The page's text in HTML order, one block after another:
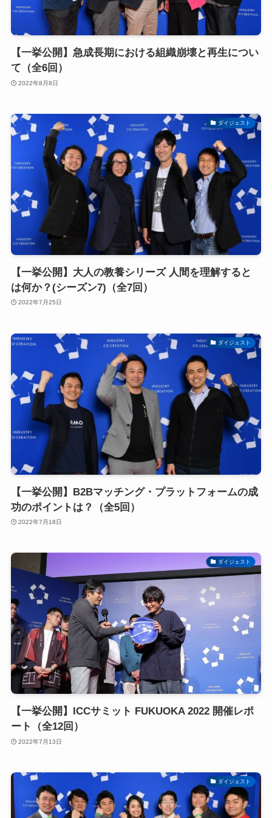
【一挙公開】急成長期における組織崩壊と再生につい
て（全6回）
2022年8月8日
ダイジェスト
【一挙公開】大人の教養シリーズ 人間を理解すると
は何か？(シーズン7)（全7回）
2022年7月25日
ダイジェスト
【一挙公開】B2Bマッチング・プラットフォームの成
功のポイントは？（全5回）
2022年7月18日
ダイジェスト
【一挙公開】ICCサミット FUKUOKA 2022 開催レポ
ート（全12回）
2022年7月13日
ダイジェスト